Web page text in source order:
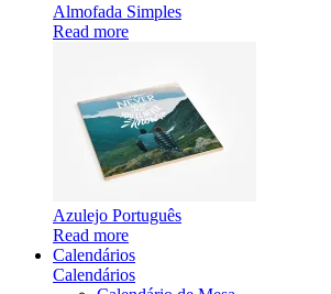
Almofada Simples
Read more
Azulejo Português
Read more
Calendários
Calendários